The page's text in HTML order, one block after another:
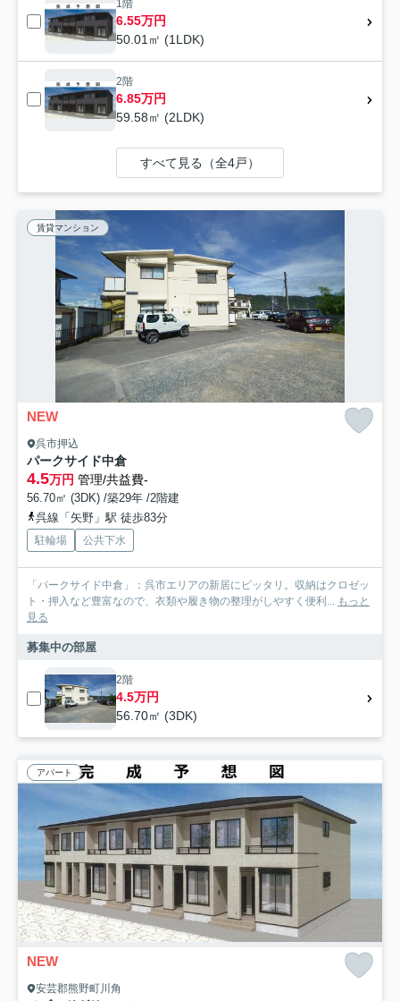
1階
6.55万円
50.01㎡ (1LDK)
2階
6.85万円
59.58㎡ (2LDK)
すべて見る（全4戸）
賃貸マンション
NEW
呉市押込
パークサイド中倉
4.5万円 管理/共益費-
56.70㎡ (3DK) /築29年 /2階建
呉線「矢野」駅 徒歩83分
駐輪場 公共下水
「パークサイド中倉」：呉市エリアの新居にピッタリ。収納はクロゼッ
ト・押入など豊富なので、衣類や履き物の整理がしやすく便利... もっと
見る
募集中の部屋
2階
4.5万円
56.70㎡ (3DK)
アパート
NEW
安芸郡熊野町川角